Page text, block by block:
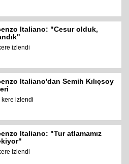
Italiano: "Cesur olduk,
izlendi
Italiano'dan Semih Kılıçsoy
kere izlendi
Italiano: "Tur atlamamız
izlendi